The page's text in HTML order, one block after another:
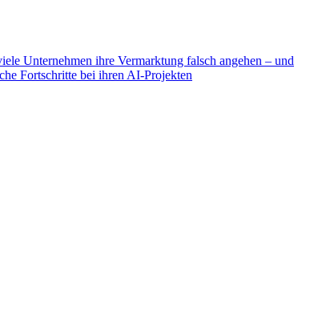
Unternehmen ihre Vermarktung falsch angehen – und
Fortschritte bei ihren AI-Projekten